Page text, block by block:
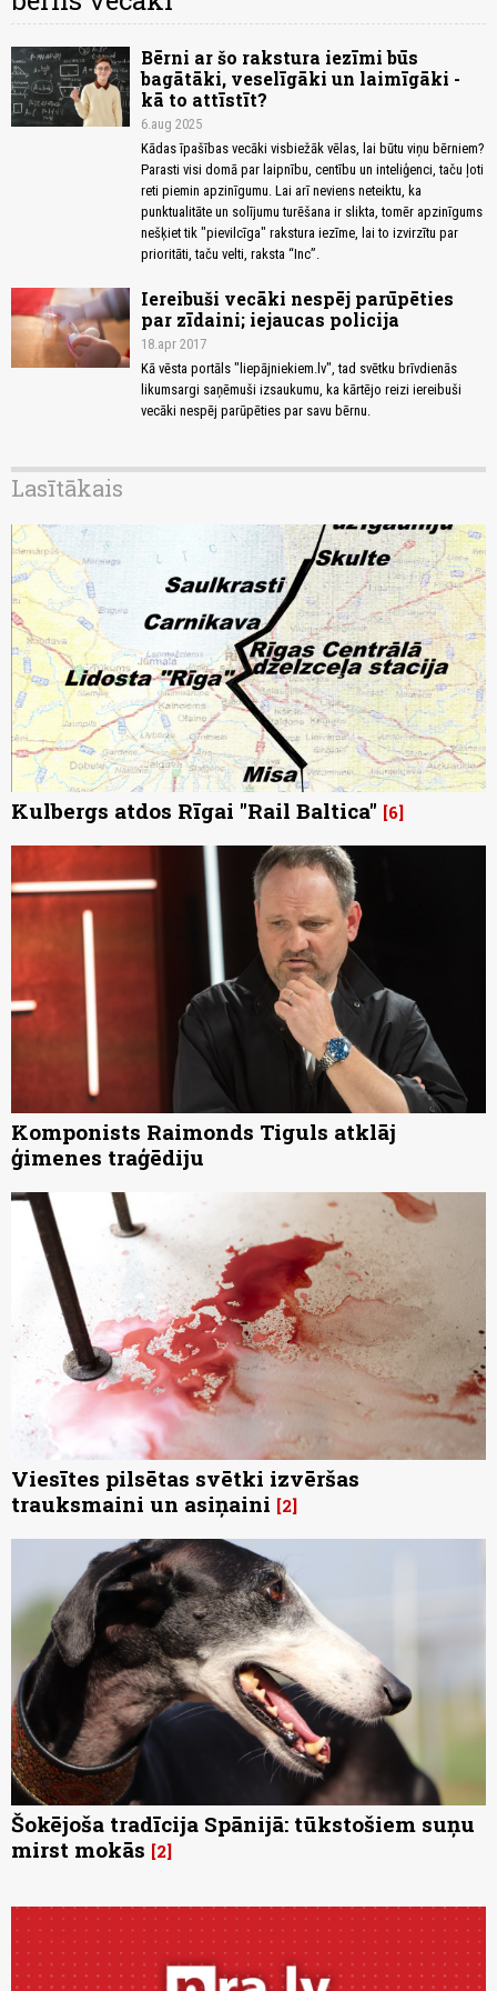
Bērni ar šo rakstura iezīmi būs
bagātāki, veselīgāki un laimīgāki -
kā to attīstīt?
6.aug 2025
Kādas īpašības vecāki visbiežāk vēlas, lai būtu viņu bērniem?
Parasti visi domā par laipnību, centību un inteliģenci, taču ļoti
reti piemin apzinīgumu. Lai arī neviens neteiktu, ka
punktualitāte un solījumu turēšana ir slikta, tomēr apzinīgums
nešķiet tik "pievilcīga" rakstura iezīme, lai to izvirzītu par
prioritāti, taču velti, raksta “Inc”.
Iereibuši vecāki nespēj parūpēties
par zīdaini; iejaucas policija
18.apr 2017
Kā vēsta portāls "liepājniekiem.lv", tad svētku brīvdienās
likumsargi saņēmuši izsaukumu, ka kārtējo reizi iereibuši
vecāki nespēj parūpēties par savu bērnu.
Lasītākais
Kulbergs atdos Rīgai "Rail Baltica" 6
Komponists Raimonds Tiguls atklāj
ģimenes traģēdiju
Viesītes pilsētas svētki izvēršas
trauksmaini un asiņaini 2
Šokējoša tradīcija Spānijā: tūkstošiem suņu
mirst mokās 2